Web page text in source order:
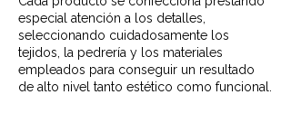
especial atención a los detalles,
seleccionando cuidadosamente los
tejidos, la pedrería y los materiales
empleados para conseguir un resultado
de alto nivel tanto estético como funcional.